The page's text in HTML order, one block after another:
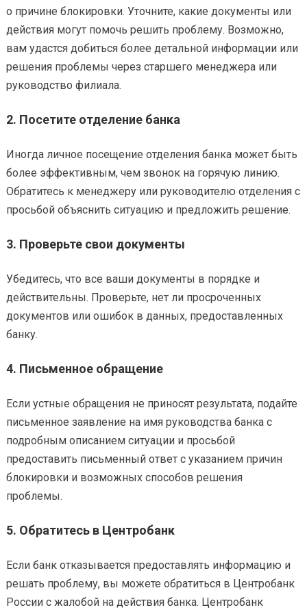
о причине блокировки. Уточните, какие документы или
действия могут помочь решить проблему. Возможно,
вам удастся добиться более детальной информации или
решения проблемы через старшего менеджера или
руководство филиала.
2. Посетите отделение банка
Иногда личное посещение отделения банка может быть
более эффективным, чем звонок на горячую линию.
Обратитесь к менеджеру или руководителю отделения с
просьбой объяснить ситуацию и предложить решение.
3. Проверьте свои документы
Убедитесь, что все ваши документы в порядке и
действительны. Проверьте, нет ли просроченных
документов или ошибок в данных, предоставленных
банку.
4. Письменное обращение
Если устные обращения не приносят результата, подайте
письменное заявление на имя руководства банка с
подробным описанием ситуации и просьбой
предоставить письменный ответ с указанием причин
блокировки и возможных способов решения
проблемы.
5. Обратитесь в Центробанк
Если банк отказывается предоставлять информацию и
решать проблему, вы можете обратиться в Центробанк
России с жалобой на действия банка. Центробанк